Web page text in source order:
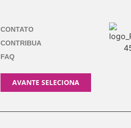
CONTATO
CONTRIBUA
FAQ
AVANTE SELECIONA